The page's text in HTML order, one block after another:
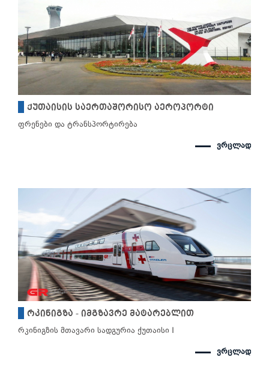
ქუთაისის საერთაშორისო აეროპორტი
ფრენები და ტრანსპორტირება
ვრცლად
რკინიგზა - იმგზავრე მატარებლით
რკინიგზის მთავარი სადგურია ქუთაისი I
ვრცლად